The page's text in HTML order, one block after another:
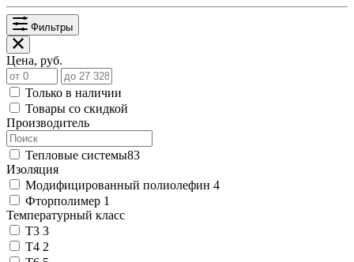
Фильтры
Цена, руб.
Только в наличии
Товары со скидкой
Производитель
Тепловые системы83
Изоляция
Модифицированный полиолефин 4
Фторполимер 1
Температурный класс
Т3 3
Т4 2